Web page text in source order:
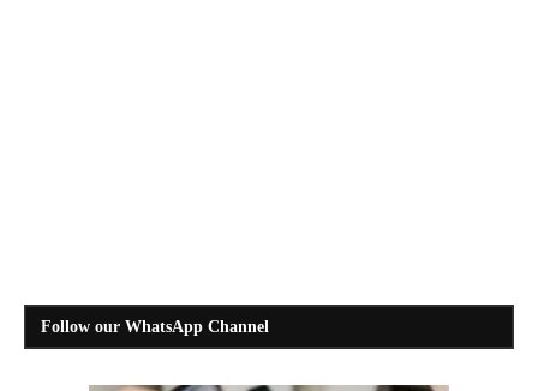
Follow our WhatsApp Channel